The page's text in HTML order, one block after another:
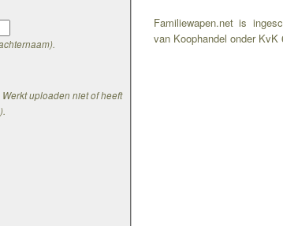
uploaden niet of heeft
Familiewapen.net is
van Koophandel onder KvK